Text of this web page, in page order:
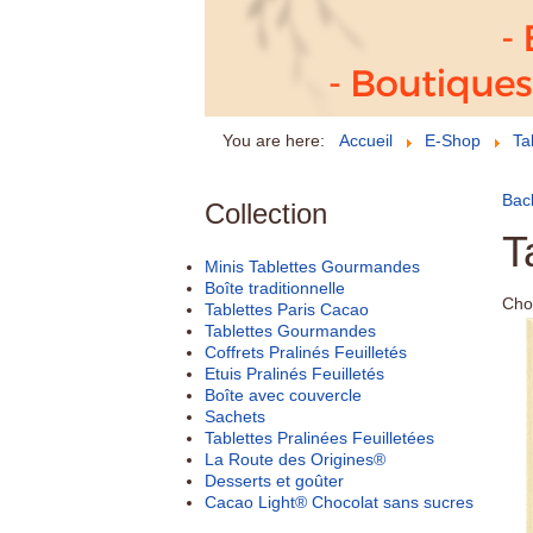
You are here: Accueil E-Shop
Collection
Minis Tablettes Gourmandes
Boîte traditionnelle
Tablettes Paris Cacao
Tablettes Gourmandes
Coffrets Pralinés Feuilletés
Etuis Pralinés Feuilletés
Boîte avec couvercle
Sachets
Tablettes Pralinées Feuilletées
La Route des Origines®
Desserts et goûter
Cacao Light® Chocolat sans sucres